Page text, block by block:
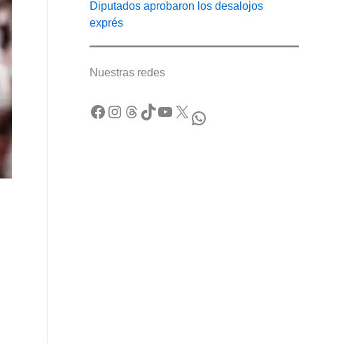
Diputados aprobaron los desalojos
exprés
Nuestras redes
Facebook Instagram Threads TikTok YouTube X WhatsApp